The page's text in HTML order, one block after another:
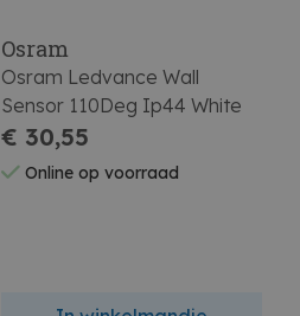
Osram
Osram Ledvance Wall
Sensor 110Deg Ip44 White
€ 30,55
Online op voorraad